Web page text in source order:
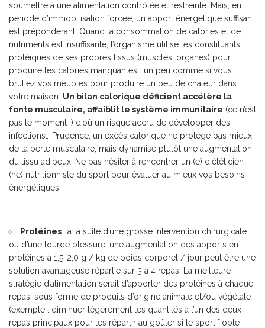
soumettre à une alimentation contrôlée et restreinte. Mais, en
période d’immobilisation forcée, un apport énergétique suffisant
est prépondérant. Quand la consommation de calories et de
nutriments est insuffisante, l’organisme utilise les constituants
protéiques de ses propres tissus (muscles, organes) pour
produire les calories manquantes : un peu comme si vous
bruliez vos meubles pour produire un peu de chaleur dans
votre maison. Un bilan calorique déficient accélère la
fonte musculaire, affaiblit le système immunitaire (ce n’est
pas le moment !) d’où un risque accru de développer des
infections… Prudence, un excès calorique ne protège pas mieux
de la perte musculaire, mais dynamise plutôt une augmentation
du tissu adipeux. Ne pas hésiter à rencontrer un (e) diététicien
(ne) nutritionniste du sport pour évaluer au mieux vos besoins
énergétiques.
Protéines : à la suite d’une grosse intervention chirurgicale
ou d’une lourde blessure, une augmentation des apports en
protéines à 1,5-2,0 g / kg de poids corporel / jour peut être une
solution avantageuse répartie sur 3 à 4 repas. La meilleure
stratégie d’alimentation serait d’apporter des protéines à chaque
repas, sous forme de produits d’origine animale et/ou végétale
(exemple : diminuer légèrement les quantités à l’un des deux
repas principaux pour les répartir au goûter si le sportif opte